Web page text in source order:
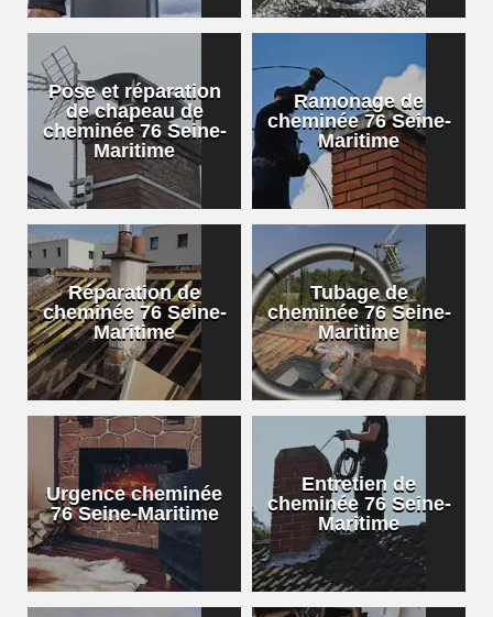
Pose et réparation
de chapeau de
cheminée 76 Seine-
Maritime
Ramonage de
cheminée 76 Seine-
Maritime
Réparation de
cheminée 76 Seine-
Maritime
Tubage de
cheminée 76 Seine-
Maritime
Urgence cheminée
76 Seine-Maritime
Entretien de
cheminée 76 Seine-
Maritime